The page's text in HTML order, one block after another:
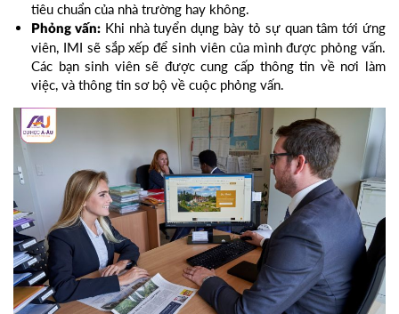
tiêu chuẩn của nhà trường hay không.
Phỏng vấn:Khi nhà tuyển dụng bày tỏ sự quan tâm tới ứng
viên, IMI sẽ sắp xếp để sinh viên của mình được phỏng vấn.
Các bạn sinh viên sẽ được cung cấp thông tin về nơi làm
việc, và thông tin sơ bộ về cuộc phỏng vấn.